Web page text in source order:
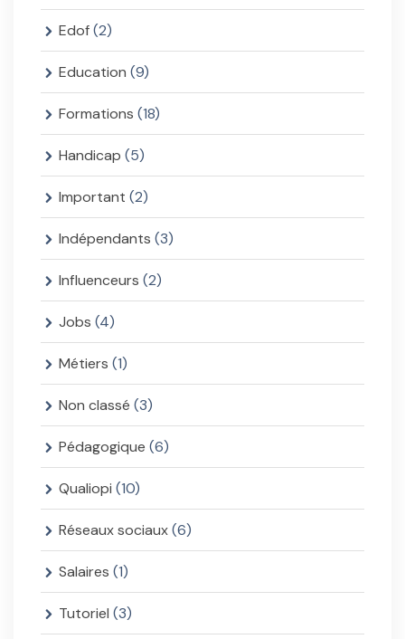
Edof(2)
Education (9)
Formations (18)
Handicap (5)
Important (2)
Indépendants (3)
Influenceurs (2)
Jobs (4)
Métiers (1)
Non classé (3)
Pédagogique (6)
Qualiopi (10)
Réseaux sociaux(6)
Salaires (1)
Tutoriel (3)